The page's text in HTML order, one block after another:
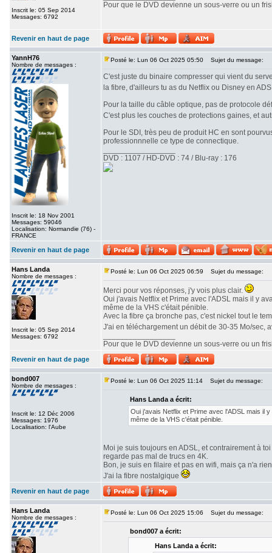
Inscrit le: 05 Sep 2014
Messages: 6792
Pour que le DVD devienne un sous-verre ou un
Revenir en haut de page
YannH76
Nombre de messages :
Inscrit le: 18 Nov 2001
Messages: 59046
Localisation: Normandie (76) -
FRANCE
Posté le: Lun 06 Oct 2025 05:50 Sujet du message:
C'est juste du binaire compresser qui vient du
la fibre, d'ailleurs tu as du Netflix ou Disney en
Pour la taille du câble optique, pas de protocole
C'est plus les couches de protections gaines, et
Pour le SDI, très peu de produit HC en sont
professionnnelle ce type de connectique.
DVD : 1107 / HD-DVD : 74 / Blu-ray : 176
Revenir en haut de page
Hans Landa
Nombre de messages :
Inscrit le: 05 Sep 2014
Messages: 6792
Posté le: Lun 06 Oct 2025 06:59 Sujet du message:
Merci pour vos réponses, j'y vois plus clair.
Oui j'avais Netflix et Prime avec l'ADSL mais il y
même de la VHS c'était pénible.
Avec la fibre ça bronche pas, c'est nickel tout le
J'ai en téléchargement un débit de 30-35 Mo/sec,
Pour que le DVD devienne un sous-verre ou un
Revenir en haut de page
bond007
Nombre de messages :
Inscrit le: 12 Déc 2006
Messages: 1976
Localisation: l'Aube
Posté le: Lun 06 Oct 2025 11:14 Sujet du message:
Hans Landa a écrit:
Oui j'avais Netflix et Prime avec l'ADSL mais il
même de la VHS c'était pénible.
Moi je suis toujours en ADSL, et contrairement à
regarde pas mal de trucs en 4K.
Bon, je suis en filaire et pas en wifi, mais ça n'a
J'ai la fibre nostalgique
Revenir en haut de page
Hans Landa
Nombre de messages :
Posté le: Lun 06 Oct 2025 15:06 Sujet du message:
bond007 a écrit:
Hans Landa a écrit: